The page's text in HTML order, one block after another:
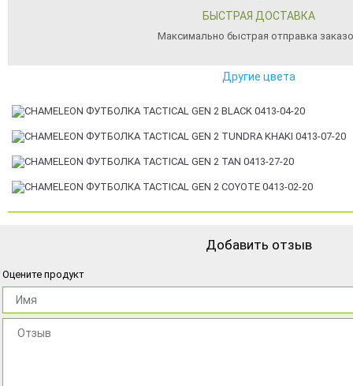
БЫСТРАЯ ДОСТАВКА
Максимально быстрая отправка
Другие цвета
Добавить отзыв
Оцените продукт